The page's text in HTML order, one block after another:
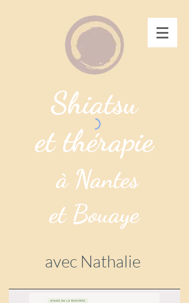
Shiatsu
et thérapie
à Nantes
et Bouaye
avec Nathalie